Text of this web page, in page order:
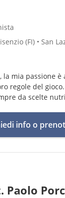
(FI) • San
la mia passione
regole del
da scelte
info o
Paolo